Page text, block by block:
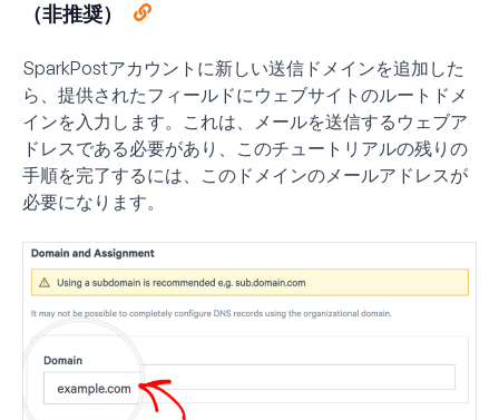
（非推奨）
SparkPostアカウントに新しい送信ドメインを追加した
ら、提供されたフィールドにウェブサイトのルートドメ
インを入力します。これは、メールを送信するウェブア
ドレスである必要があり、このチュートリアルの残りの
手順を完了するには、このドメインのメールアドレスが
必要になります。